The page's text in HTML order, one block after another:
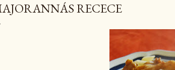
RECECE